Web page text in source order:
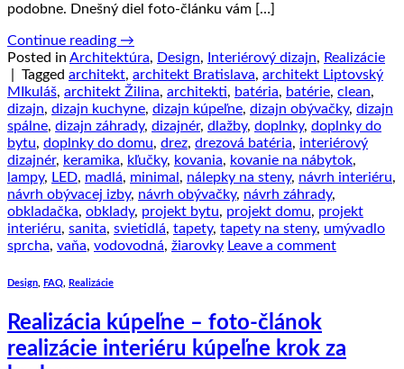
podobne. Dnešný diel foto-článku vám […]
Continue reading →
Posted in Architektúra, Design, Interiérový dizajn, Realizácie
Tagged architekt, architekt Bratislava, architekt Liptovský
MIkuláš, architekt Žilina, architekti, batéria, batérie, clean,
dizajn, dizajn kuchyne, dizajn kúpeľne, dizajn obývačky, dizajn
spálne, dizajn záhrady, dizajnér, dlažby, doplnky, doplnky do
bytu, doplnky do domu, drez, drezová batéria, interiérový
dizajnér, keramika, kľučky, kovania, kovanie na nábytok,
lampy, LED, madlá, minimal, nálepky na steny, návrh interiéru,
návrh obývacej izby, návrh obývačky, návrh záhrady,
obkladačka, obklady, projekt bytu, projekt domu, projekt
interiéru, sanita, svietidlá, tapety, tapety na steny, umývadlo
sprcha, vaňa, vodovodná, žiarovky Leave a comment
Design FAQ Realizácie
Realizácia kúpeľne – foto-článok
realizácie interiéru kúpeľne krok za